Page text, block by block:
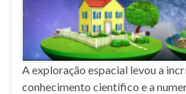
A exploração espacial levou a
conhecimento científico e a